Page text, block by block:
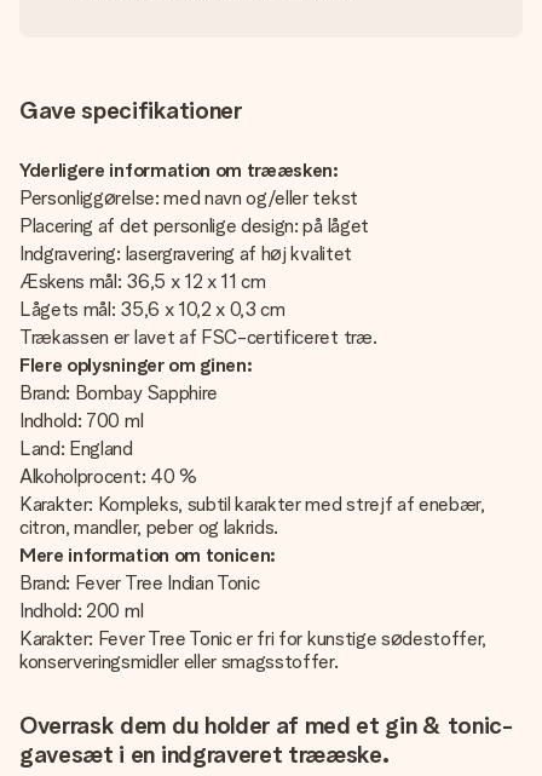
Gave specifikationer
Yderligere information om trææsken:
Personliggørelse: med navn og/eller tekst
Placering af det personlige design: på låget
Indgravering: lasergravering af høj kvalitet
Æskens mål: 36,5 x 12 x 11 cm
Lågets mål: 35,6 x 10,2 x 0,3 cm
Trækassen er lavet af FSC-certificeret træ.
Flere oplysninger om ginen:
Brand: Bombay Sapphire
Indhold: 700 ml
Land: England
Alkoholprocent: 40 %
Karakter: Kompleks, subtil karakter med strejf af enebær,
citron, mandler, peber og lakrids.
Mere information om tonicen:
Brand: Fever Tree Indian Tonic
Indhold: 200 ml
Karakter: Fever Tree Tonic er fri for kunstige sødestoffer,
konserveringsmidler eller smagsstoffer.
Overrask dem du holder af med et gin & tonic-
gavesæt i en indgraveret trææske.